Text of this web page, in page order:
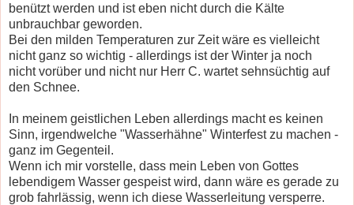
benützt werden und ist eben nicht durch die Kälte
unbrauchbar geworden.
Bei den milden Temperaturen zur Zeit wäre es vielleicht
nicht ganz so wichtig - allerdings ist der Winter ja noch
nicht vorüber und nicht nur Herr C. wartet sehnsüchtig auf
den Schnee.
In meinem geistlichen Leben allerdings macht es keinen
Sinn, irgendwelche "Wasserhähne" Winterfest zu machen -
ganz im Gegenteil.
Wenn ich mir vorstelle, dass mein Leben von Gottes
lebendigem Wasser gespeist wird, dann wäre es gerade zu
grob fahrlässig, wenn ich diese Wasserleitung versperre.